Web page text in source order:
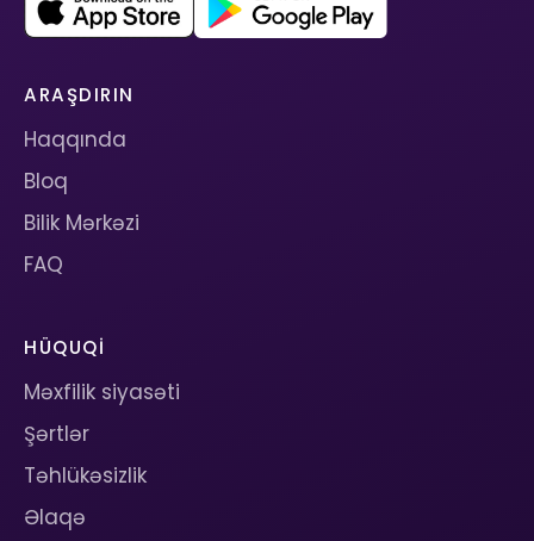
ARAŞDIRIN
Haqqında
Bloq
Bilik Mərkəzi
FAQ
HÜQUQI
Məxfilik siyasəti
Şərtlər
Təhlükəsizlik
Əlaqə